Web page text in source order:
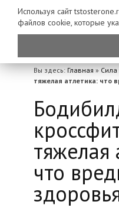
Вы здесь: Главная » Сила
тяжелая атлетика: что
тяжелая
что
Используя сайт
файлов cookie, которые